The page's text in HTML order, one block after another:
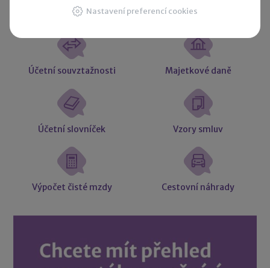
Užitečné informace
Účetní souvztažnosti Majetkové daně
Účetní slovníček Vzory smluv
Výpočet čisté mzdy Cestovní náhrady
Nastavení preferencí cookies